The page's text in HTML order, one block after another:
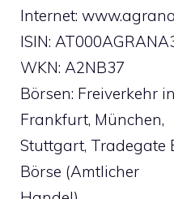
Internet:
ISIN:
WKN: A2NB37
Börsen: Freiverkehr
Frankfurt, München,
Stuttgart, Tradegate
Börse (Amtlicher